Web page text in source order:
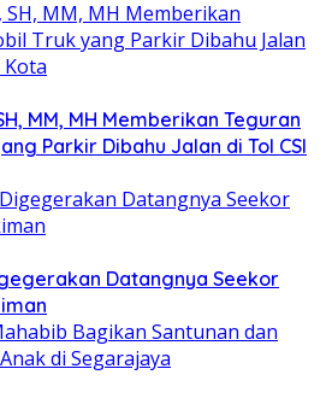
MM, MH Memberikan Teguran
Parkir Dibahu Jalan di Tol CSI
Datangnya Seekor